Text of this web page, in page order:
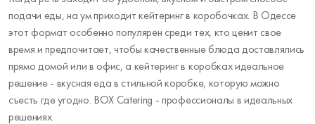
подачи еды, на ум приходит кейтеринг в коробочках. В Одессе
этот формат особенно популярен среди тех, кто ценит свое
время и предпочитает, чтобы качественные блюда доставлялись
прямо домой или в офис, а кейтеринг в коробках идеальное
решение - вкусная еда в стильной коробке, которую можно
съесть где угодно. BOX Catering - профессионалы в идеальных
решениях.